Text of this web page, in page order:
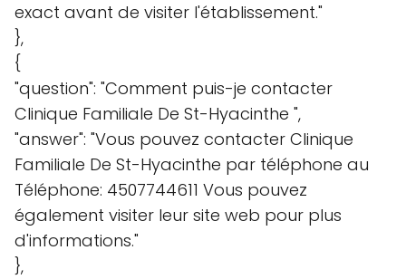
exact avant de visiter l'établissement."
},
{
"question": "Comment puis-je contacter
Clinique Familiale De St-Hyacinthe ",
"answer": "Vous pouvez contacter Clinique
Familiale De St-Hyacinthe par téléphone au
Téléphone: 4507744611 Vous pouvez
également visiter leur site web pour plus
d'informations."
},